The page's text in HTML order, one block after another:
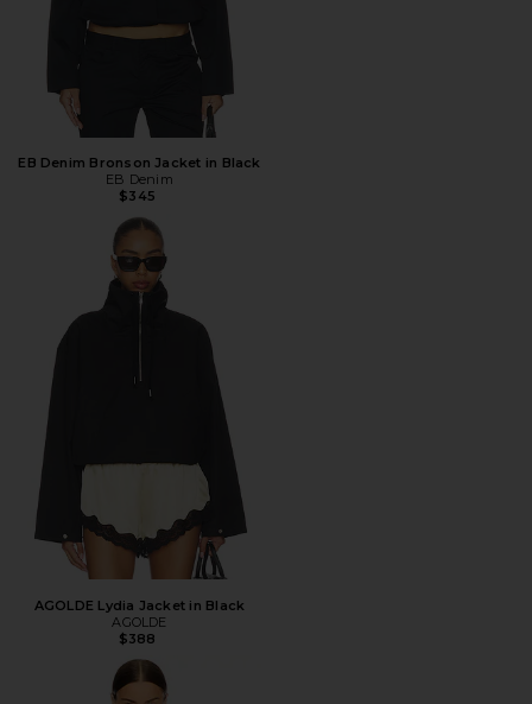
EB Denim Bronson Jacket in Black
EB Denim
$345
AGOLDE Lydia Jacket in Black
AGOLDE
$388